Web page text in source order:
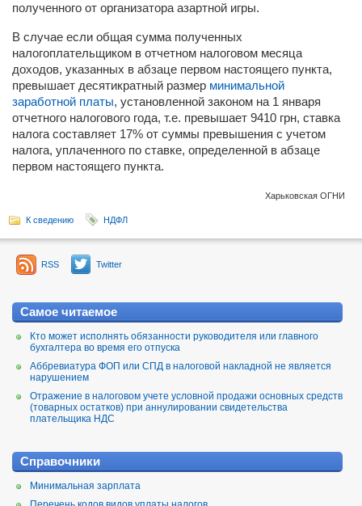
полученного от организатора азартной игры.
В случае если общая сумма полученных
налогоплательщиком в отчетном налоговом месяца
доходов, указанных в абзаце первом настоящего пункта,
превышает десятикратный размер минимальной
заработной платы, установленной законом на 1 января
отчетного налогового года, т.е. превышает 9410 грн, ставка
налога составляет 17% от суммы превышения с учетом
налога, уплаченного по ставке, определенной в абзаце
первом настоящего пункта.
Харьковская ОГНИ
К сведению НДФЛ
RSS Twitter
Самое читаемое
Кто может исполнять обязанности руководителя или главного
бухгалтера во время его отпуска
Аббревиатура ФОП или СПД в налоговой накладной не является
нарушением
Отражение в налоговом учете условной продажи основных средств
(товарных остатков) при аннулировании свидетельства
плательщика НДС
Справочники
Минимальная зарплата